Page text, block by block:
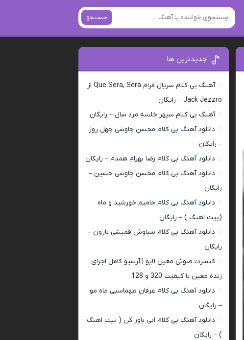
جستجو
جدیدترین ها
آهنگ بی کلام سریال فرام Que Sera, Sera از
Jack Jezzro – رایگان
آهنگ بی کلام سپهر خلسه مرد سال – رایگان
دانلود آهنگ بی کلام محسن چاوشی چهل روز
– رایگان
دانلود آهنگ بی کلام رضا بهرام همدم – رایگان
دانلود آهنگ بی کلام محسن چاوشی حسین –
رایگان
دانلود آهنگ بی کلام حامیم خورشید و ماه
(بیت اهنگ ) – رایگان
دانلود آهنگ بی کلام سیاوش قمیشی بارون –
رایگان
کنسرت صوتی معین لایو | آرشیو کامل اجرای
زنده معین با کیفیت 320 و 128
دانلود آهنگ بی کلام عرفان طهماسبی ماه مو
– رایگان
دانلود آهنگ بی کلام ابی باور کن ( بیت اهنگ
) – رایگان